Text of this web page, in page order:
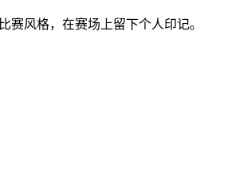
风格，在赛场上留下个人印记。